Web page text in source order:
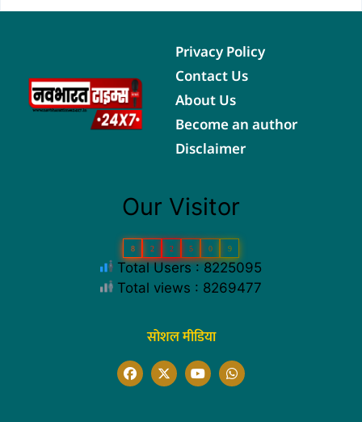
Privacy Policy
Contact Us
About Us
Become an author
Disclaimer
Our Visitor
8 2 2 5 0 9
Total Users : 8225095
Total views : 8269477
सोशल मीडिया